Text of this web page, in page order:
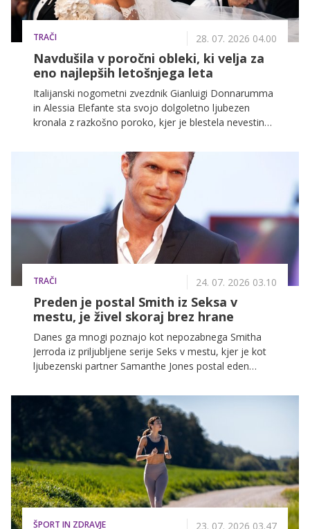
TRAČI 28. 07. 2026 04.00
Navdušila v poročni obleki, ki velja za
eno najlepših letošnjega leta
Italijanski nogometni zvezdnik Gianluigi Donnarumma
in Alessia Elefante sta svojo dolgoletno ljubezen
kronala z razkošno poroko, kjer je blestela nevestina
korzetom in unikatnimi prosojnimi rokavi predstavlja
popoln navdih za moderne neveste, ki iščejo klasiko s
TRAČI 24. 07. 2026 03.10
Preden je postal Smith iz Seksa v
mestu, je živel skoraj brez hrane
Danes ga mnogi poznajo kot nepozabnega Smitha
Jerroda iz priljubljene serije Seks v mestu, kjer je kot
ljubezenski partner Samanthe Jones postal eden
Lewisa pred slavo je bilo daleč od glamurja, ki ga
povezujemo s Hollywoodom.
ŠPORT IN ZDRAVJE 23. 07. 2026 03.47